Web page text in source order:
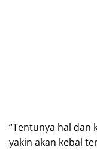
“Tentunya hal dan
yakin akan kebal